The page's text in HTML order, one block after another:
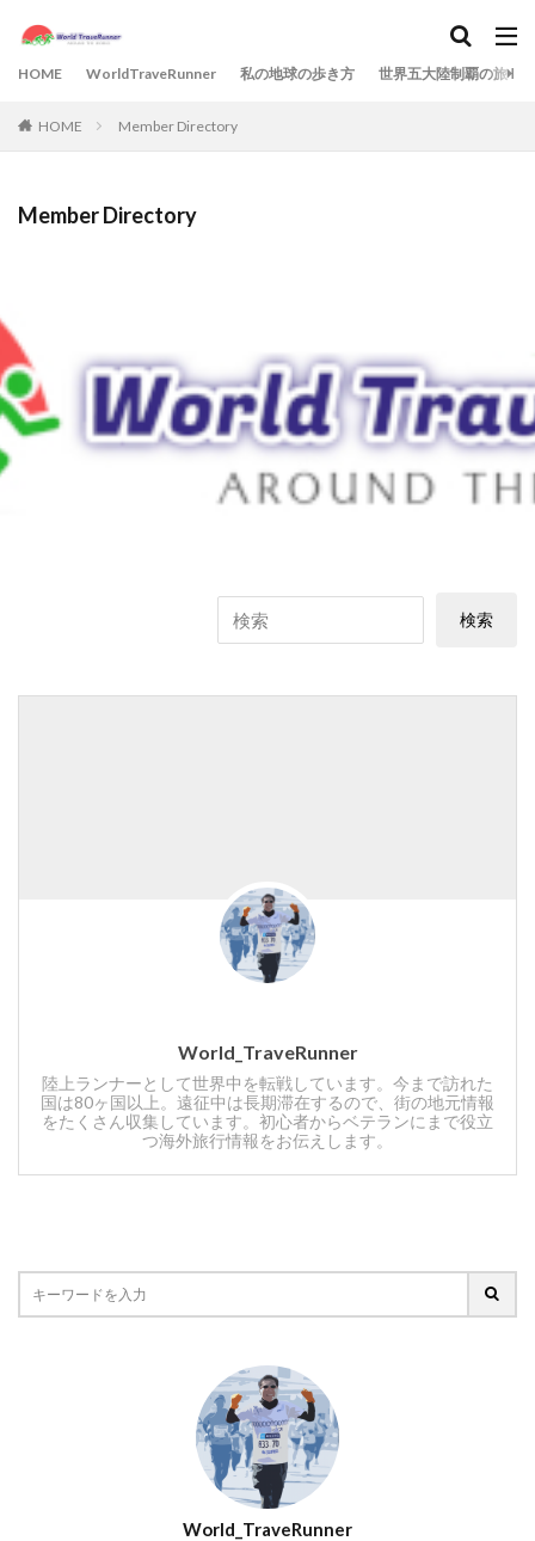
HOME WorldTraveRunner 私の地球の歩き方 世界五大陸制覇の旅
HOME Member Directory
Member Directory
World_TraveRunner
陸上ランナーとして世界中を転戦しています。今まで訪れた
国は80ヶ国以上。遠征中は長期滞在するので、街の地元情報
をたくさん収集しています。初心者からベテランにまで役立
つ海外旅行情報をお伝えします。
World_TraveRunner